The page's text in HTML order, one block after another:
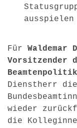
ausspielen
Für Waldemar
Vorsitzender
Beamtenpolitik
Dienstherr
wieder
die